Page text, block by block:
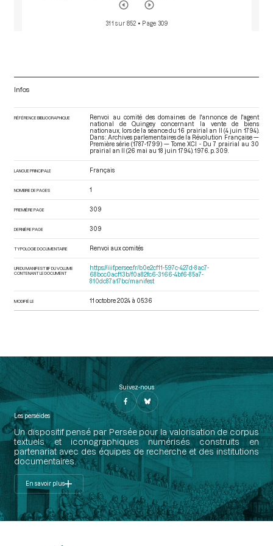
311 sur 852 • Page 309
Infos
RÉFÉRENCE BIBLIOGRAPHIQUE
Renvoi au comité des domaines de l'annonce de l'agent
national de Quingey concernant la vente de biens
nationaux, lors de la séance du 16 prairial an II (4 juin 1794).
Dans : Archives parlementaires de la Révolution Française —
Première série (1787-1799) — Tome XCI - Du 7 prairial au 30
prairial an II (26 mai au 18 juin 1794) . 1976. p. 309.
LANGUE PRINCIPALE Français
NOMBRE DE PAGES 1
PREMIÈRE PAGE 309
DERNIÈRE PAGE 309
TYPOLOGIE DOCUMENTAIRE Renvoi aux comités
URI DU MANIFEST IIIF DU VOLUME
CONTENANT LE DOCUMENT
https://iiif.persee.fr/b0e2cf11-597c-427d-8ac7-
68bcc0acf13b/f0a82fc6-3166-4bf6-85a7-
810dc87a17bc/manifest
MODIFIÉ LE 11 octobre 2024 à 05:36
Suivez-nous
Les perséides
Un dispositif pensé par Persée pour la valorisation de corpus
textuels et iconographiques numérisés construits en
partenariat avec des équipes de recherche et des institutions
documentaires.
En savoir plus